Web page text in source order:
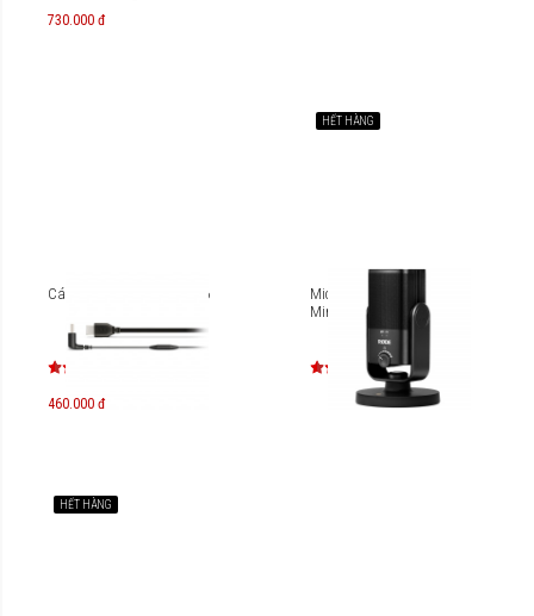
730.000 đ
Cáp âm thanh Rode SC16
460.000 đ
HẾT HÀNG
Microphone Rode NT-USB
Mini USB
HẾT HÀNG